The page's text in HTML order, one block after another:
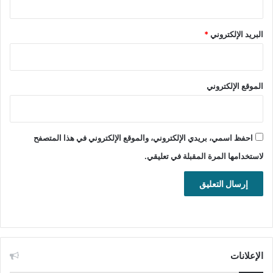
الموقع:www.scootersoftware.com
الصفحة الرئيسية:
التصنيف: تطبيقات ويندوز، الضغط
والنسخ الاحتياطي، الضغط والأرشفة.
تحميل ملف تنصيب برنامج Beyond Compare
البريد الإلكتروني*
الموقع الإلكتروني
احفظ اسمي، بريدي الإلكتروني، والموقع الإلكتروني في هذا المتصفح
لاستخدامها المرة المقبلة في تعليقي.
الإعلانات